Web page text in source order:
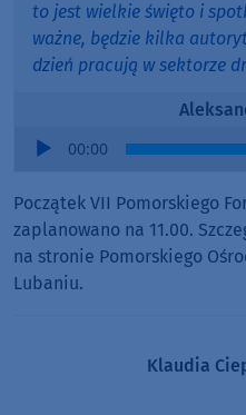
to jest wielkie święto i
ważne, będzie kilka
dzień pracują w sektorze
Audio
00:00
Początek VII Pomorskiego
zaplanowano na 11.00.
na stronie Pomorskiego
Lubaniu.
Klaudia